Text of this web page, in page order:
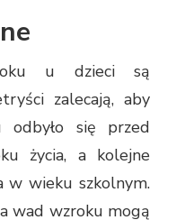
u dzieci są
zalecają, aby
odbyło się przed
życia, a kolejne
w wieku szkolnym.
wad wzroku mogą